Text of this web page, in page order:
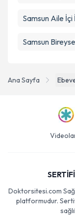
Ana Sayfa
Samsun Aile İçi
Samsun
Doktorsitesi.com
platformudur.